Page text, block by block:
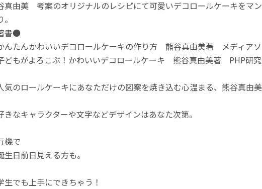
真由美 考案のオリジナルのレシピにて可愛いデコロールケーキをマ
書●
んたんかわいいデコロールケーキの作り方 熊谷真由美著 メディアソ
どもがよろこぶ！かわいいデコロールケーキ 熊谷真由美著 PHP研
気のロールケーキにあなただけの図案を焼き込む心温まる、熊谷真由
きなキャラクターや文字などデザインはあなた次第。
機で
生日前日見える方も。
生でも上手にできちゃう！